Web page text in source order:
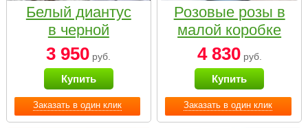
Заказать в один клик
Белый диантус
в черной
коробке Small
3 950 руб.
Купить
Заказать в один клик
Розовые розы в
малой коробке
4 830руб.
Купить